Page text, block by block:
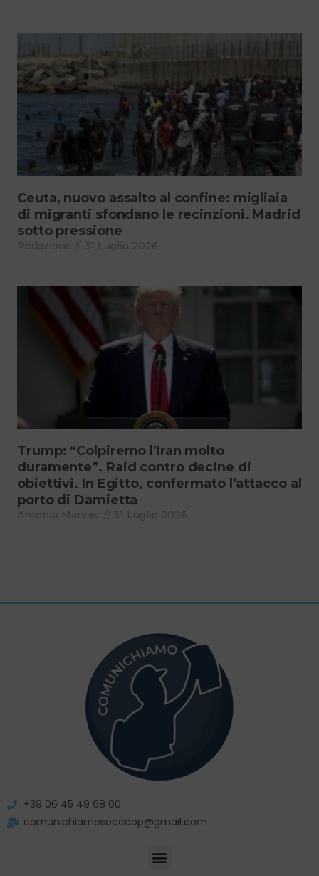
Ceuta, nuovo assalto al confine: migliaia
di migranti sfondano le recinzioni. Madrid
sotto pressione
Redazione 31 Luglio 2026
Trump: “Colpiremo l’Iran molto
duramente”. Raid contro decine di
obiettivi. In Egitto, confermato l’attacco al
porto di Damietta
Antonio Marvasi 31 Luglio 2026
+39 06 45 49 68 00
comunichiamosoccoop@gmail.com